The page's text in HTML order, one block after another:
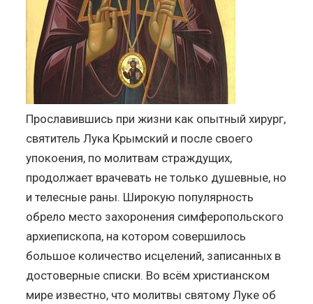
Прославившись при жизни как опытный хирург,
святитель Лука Крымский и после своего
упокоения, по молитвам страждущих,
продолжает врачевать не только душевные, но
и телесные раны. Широкую популярность
обрело место захоронения симферопольского
архиепископа, на котором совершилось
большое количество исцелений, записанных в
достоверные списки. Во всём христианском
мире известно, что молитвы святому Луке об